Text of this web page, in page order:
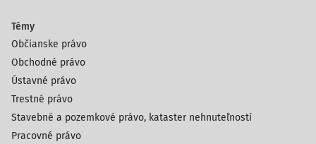
Témy
Občianske právo
Obchodné právo
Ústavné právo
Trestné právo
Stavebné a pozemkové právo, kataster nehnuteľností
Pracovné právo